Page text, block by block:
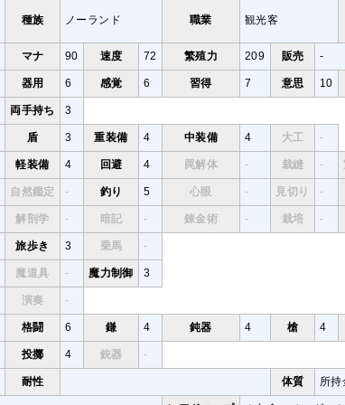
種族 ノーランド 職業 観光客
マナ 90 速度 72 繁殖力 209 販売 -
器用 6 感覚 6 習得 7 意思 10
両手持ち 3
盾 3 重装備 4 中装備 4 大工 -
軽装備 4 回避 4 罠解体 - 裁縫 -
自然鑑定 - 釣り 5 心眼 - 見切り -
解剖学 - 暗記 - 錬金術 - 栽培 -
旅歩き 3 乗馬 -
魔道具 - 魔力制御 3
演奏 -
格闘 6 鎌 4 鈍器 4 槍 4
投擲 4 銃器 -
耐性 体質 所